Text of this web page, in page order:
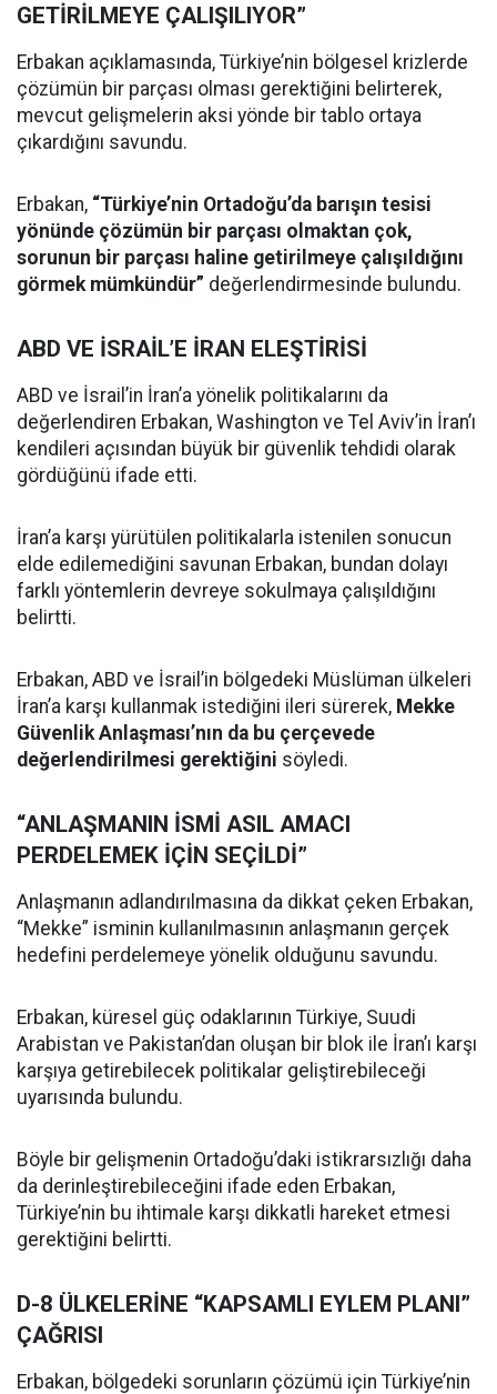
GETİRİLMEYE ÇALIŞILIYOR”
Erbakan açıklamasında, Türkiye’nin bölgesel krizlerde
çözümün bir parçası olması gerektiğini belirterek,
mevcut gelişmelerin aksi yönde bir tablo ortaya
çıkardığını savundu.
Erbakan, “Türkiye’nin Ortadoğu’da barışın tesisi
yönünde çözümün bir parçası olmaktan çok,
sorunun bir parçası haline getirilmeye çalışıldığını
görmek mümkündür” değerlendirmesinde bulundu.
ABD VE İSRAİL’E İRAN ELEŞTİRİSİ
ABD ve İsrail’in İran’a yönelik politikalarını da
değerlendiren Erbakan, Washington ve Tel Aviv’in İran’ı
kendileri açısından büyük bir güvenlik tehdidi olarak
gördüğünü ifade etti.
İran’a karşı yürütülen politikalarla istenilen sonucun
elde edilemediğini savunan Erbakan, bundan dolayı
farklı yöntemlerin devreye sokulmaya çalışıldığını
belirtti.
Erbakan, ABD ve İsrail’in bölgedeki Müslüman ülkeleri
İran’a karşı kullanmak istediğini ileri sürerek, Mekke
Güvenlik Anlaşması’nın da bu çerçevede
değerlendirilmesi gerektiğini söyledi.
“ANLAŞMANIN İSMİ ASIL AMACI
PERDELEMEK İÇİN SEÇİLDİ”
Anlaşmanın adlandırılmasına da dikkat çeken Erbakan,
“Mekke” isminin kullanılmasının anlaşmanın gerçek
hedefini perdelemeye yönelik olduğunu savundu.
Erbakan, küresel güç odaklarının Türkiye, Suudi
Arabistan ve Pakistan’dan oluşan bir blok ile İran’ı karşı
karşıya getirebilecek politikalar geliştirebileceği
uyarısında bulundu.
Böyle bir gelişmenin Ortadoğu’daki istikrarsızlığı daha
da derinleştirebileceğini ifade eden Erbakan,
Türkiye’nin bu ihtimale karşı dikkatli hareket etmesi
gerektiğini belirtti.
D-8 ÜLKELERİNE “KAPSAMLI EYLEM PLANI”
ÇAĞRISI
Erbakan, bölgedeki sorunların çözümü için Türkiye’nin